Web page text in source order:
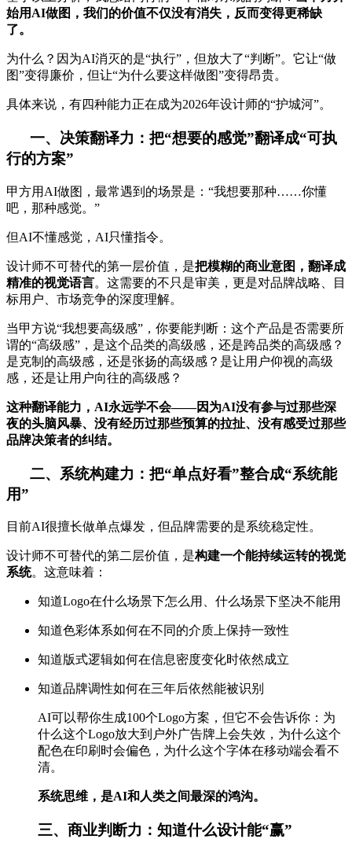
始用AI做图，我们的价值不仅没有消失，反而变得更稀缺
了。
为什么？因为AI消灭的是“执行”，但放大了“判断”。它让“做
图”变得廉价，但让“为什么要这样做图”变得昂贵。
具体来说，有四种能力正在成为2026年设计师的“护城河”。
一、决策翻译力：把“想要的感觉”翻译成“可执
行的方案”
甲方用AI做图，最常遇到的场景是：“我想要那种……你懂
吧，那种感觉。”
但AI不懂感觉，AI只懂指令。
设计师不可替代的第一层价值，是把模糊的商业意图，翻译成
精准的视觉语言。这需要的不只是审美，更是对品牌战略、目
标用户、市场竞争的深度理解。
当甲方说“我想要高级感”，你要能判断：这个产品是否需要所
谓的“高级感”，是这个品类的高级感，还是跨品类的高级感？
是克制的高级感，还是张扬的高级感？是让用户仰视的高级
感，还是让用户向往的高级感？
这种翻译能力，AI永远学不会——因为AI没有参与过那些深
夜的头脑风暴、没有经历过那些预算的拉扯、没有感受过那些
品牌决策者的纠结。
二、系统构建力：把“单点好看”整合成“系统能
用”
目前AI很擅长做单点爆发，但品牌需要的是系统稳定性。
设计师不可替代的第二层价值，是构建一个能持续运转的视觉
系统。这意味着：
知道Logo在什么场景下怎么用、什么场景下坚决不能用
知道色彩体系如何在不同的介质上保持一致性
知道版式逻辑如何在信息密度变化时依然成立
知道品牌调性如何在三年后依然能被识别
AI可以帮你生成100个Logo方案，但它不会告诉你：为
什么这个Logo放大到户外广告牌上会失效，为什么这个
配色在印刷时会偏色，为什么这个字体在移动端会看不
清。
系统思维，是AI和人类之间最深的鸿沟。
三、商业判断力：知道什么设计能“赢”